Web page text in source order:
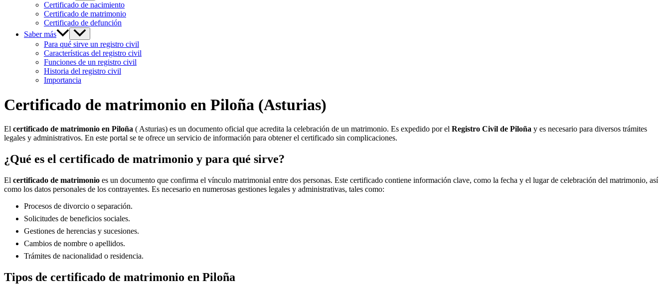
Certificado de nacimiento
Certificado de matrimonio
Certificado de defunción
Saber más
Para qué sirve un registro civil
Características del registro civil
Funciones de un registro civil
Historia del registro civil
Importancia
Certificado de matrimonio en Piloña (Asturias)
El certificado de matrimonio en Piloña ( Asturias) es un documento oficial que acredita la celebración de un matrimonio. Es expedido por el Registro Civil de Piloña y es necesario para diversos trámites
legales y administrativos. En este portal se te ofrece un servicio de información para obtener el certificado sin complicaciones.
¿Qué es el certificado de matrimonio y para qué sirve?
El certificado de matrimonio es un documento que confirma el vínculo matrimonial entre dos personas. Este certificado contiene información clave, como la fecha y el lugar de celebración del matrimonio, así
como los datos personales de los contrayentes. Es necesario en numerosas gestiones legales y administrativas, tales como:
Procesos de divorcio o separación.
Solicitudes de beneficios sociales.
Gestiones de herencias y sucesiones.
Cambios de nombre o apellidos.
Trámites de nacionalidad o residencia.
Tipos de certificado de matrimonio en Piloña